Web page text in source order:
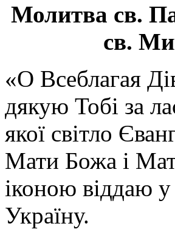
Молитва св.
св.
«О Всеблагая
дякую Тобі за
якої світло
Мати Божа і
іконою віддаю
Україну.